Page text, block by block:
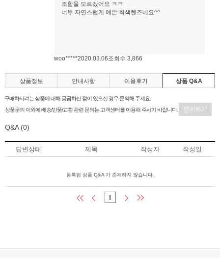
조함을 모르겠어요 ㅋㅋ
너무 자연스럽게 예쁜 회색렌즈네요^^
woo*****2020.03.06조회수 3,866
상품정보 안내사항 이용후기 상품 Q&A
구매하시려는 상품에 대해 궁금하신 점이 있으신 경우 문의해 주세요.
상품문의 이외에 배송/반품/교환 관련 문의는 고객센터를 이용해 주시기 바랍니다.
문의하기
Q&A (0)
답변상태 제목 작성자 작성일
등록된 상품 Q&A 가 존재하지 않습니다.
1